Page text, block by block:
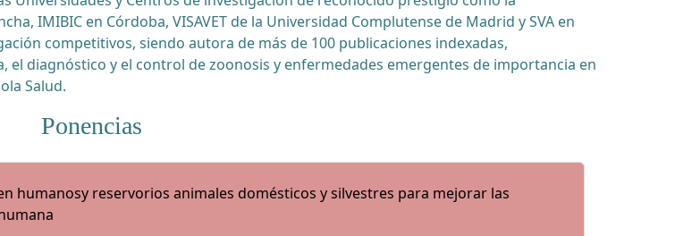
IMIBIC en Córdoba, VISAVET de la Universidad Complutense de Madrid y SVA en
competitivos, siendo autora de más de 100 publicaciones indexadas,
diagnóstico y el control de zoonosis y enfermedades emergentes de importancia en
Salud.
Ponencias
humanosy reservorios animales domésticos y silvestres para mejorar las